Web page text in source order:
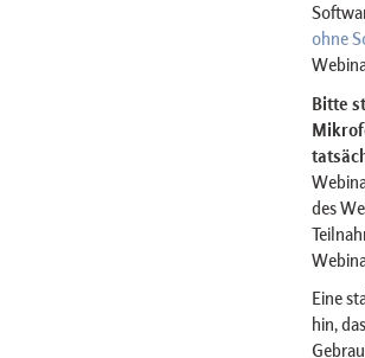
ohne
Bitte
des
Eine
hin,